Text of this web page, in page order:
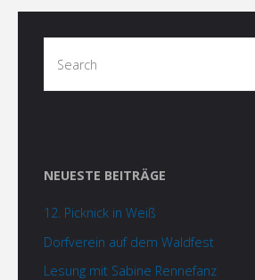
NEUESTE BEITRÄGE
12. Picknick in Weiß
Dorfverein auf dem Waldfest
Lesung mit Sabine Rennefanz